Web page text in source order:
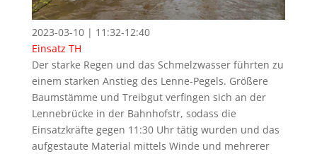
2023-03-10 | 11:32-12:40
Einsatz TH
Der starke Regen und das Schmelzwasser führten zu
einem starken Anstieg des Lenne-Pegels. Größere
Baumstämme und Treibgut verfingen sich an der
Lennebrücke in der Bahnhofstr, sodass die
Einsatzkräfte gegen 11:30 Uhr tätig wurden und das
aufgestaute Material mittels Winde und mehrerer